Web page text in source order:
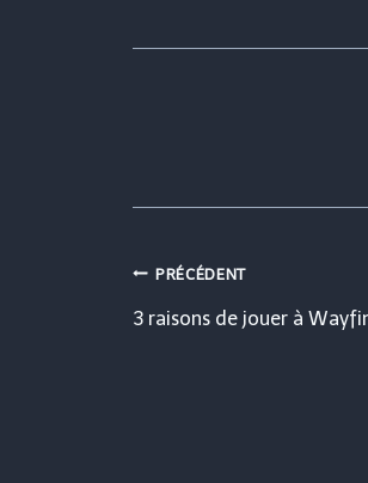
Navigation
PRÉCÉDENT
3 raisons de jouer à